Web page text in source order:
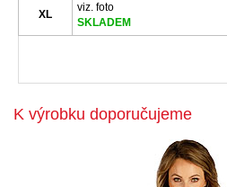
XL
viz. foto
SKLADEM
K výrobku doporučujeme